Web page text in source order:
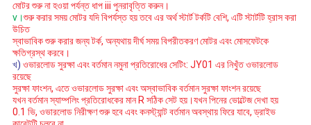
মোটর শুরু না হওয়া পর্যন্ত ধাপ iii পুনরাবৃত্তি করুন।
v।শুরু করার সময় মোটর যদি বিপর্যস্ত হয় তবে এর অর্থ স্টার্ট টর্কটি বেশি, এটি স্টার্টটি হ্রাস করা
উচিত
স্বাভাবিক শুরু করার জন্য টর্ক, অন্যথায় দীর্ঘ সময় বিপরীতকরণ মোটর এবং মোসফেটকে
ক্ষতিগ্রস্থ করবে।
খ) ওভারলোড সুরক্ষা এবং বর্তমান নমুনা প্রতিরোধের সেটিং: JY01 এর নিখুঁত ওভারলোড
রয়েছে
সুরক্ষা ফাংশন, এতে ওভারলোড সুরক্ষা এবং অস্বাভাবিক বর্তমান সুরক্ষা ফাংশন রয়েছে
যখন বর্তমান স্যাম্পলিং প্রতিরোধকের মান R সঠিক সেট হয়।যখন পিনের ভোল্টেজ দেখা হয়
0.1 ভি, ওভারলোড নিরীক্ষণ শুরু হবে এবং কনস্ট্যান্ট বর্তমান অবস্থায় ফিরে যাবে, ড্রাইভ